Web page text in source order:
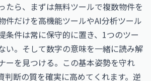
たら、まずは無料ツールで複数物件を
件だけを高機能ツールやAI分析ツール
条件は常に保守的に置き、1つのツー
い。そして数字の意味を一緒に読み解
ーを見つける。この基本姿勢を守れ
判断の質を確実に高めてくれます。逆